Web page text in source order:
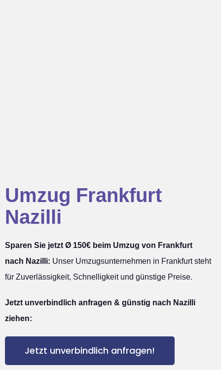
Umzug Frankfurt
Nazilli
Sparen Sie jetzt Ø 150€ beim Umzug von Frankfurt
nach Nazilli: Unser Umzugsunternehmen in Frankfurt steht
für Zuverlässigkeit, Schnelligkeit und günstige Preise.
Jetzt unverbindlich anfragen & günstig nach Nazilli
ziehen:
Jetzt unverbindlich anfragen!